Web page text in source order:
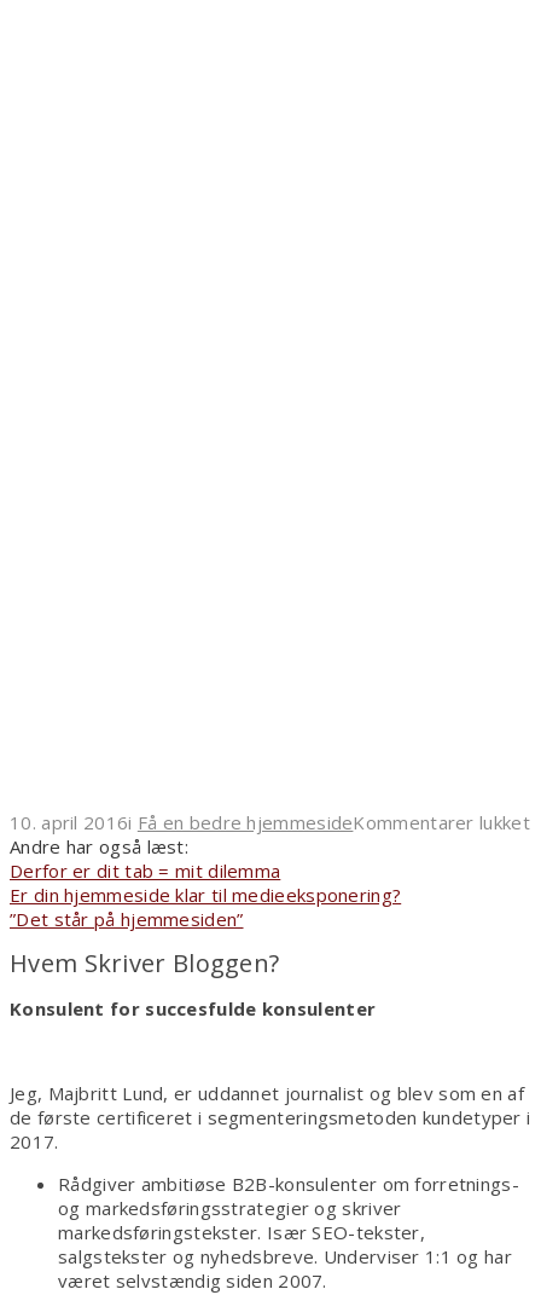
10. april 2016i Få en bedre hjemmesideKommentarer lukket
Andre har også læst:
Derfor er dit tab = mit dilemma
Er din hjemmeside klar til medieeksponering?
”Det står på hjemmesiden”
Hvem Skriver Bloggen?
Konsulent for succesfulde konsulenter
Jeg, Majbritt Lund, er uddannet journalist og blev som en af
de første certificeret i segmenteringsmetoden kundetyper i
2017.
Rådgiver ambitiøse B2B-konsulenter om forretnings-
og markedsføringsstrategier og skriver
markedsføringstekster. Især SEO-tekster,
salgstekster og nyhedsbreve. Underviser 1:1 og har
været selvstændig siden 2007.